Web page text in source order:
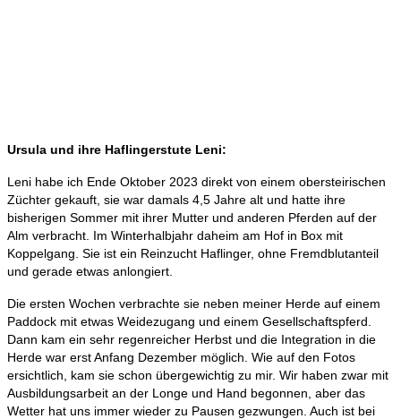
Ursula und ihre Haflingerstute Leni:
Leni habe ich Ende Oktober 2023 direkt von einem obersteirischen
Züchter gekauft, sie war damals 4,5 Jahre alt und hatte ihre
bisherigen Sommer mit ihrer Mutter und anderen Pferden auf der
Alm verbracht. Im Winterhalbjahr daheim am Hof in Box mit
Koppelgang. Sie ist ein Reinzucht Haflinger, ohne Fremdblutanteil
und gerade etwas anlongiert.
Die ersten Wochen verbrachte sie neben meiner Herde auf einem
Paddock mit etwas Weidezugang und einem Gesellschaftspferd.
Dann kam ein sehr regenreicher Herbst und die Integration in die
Herde war erst Anfang Dezember möglich. Wie auf den Fotos
ersichtlich, kam sie schon übergewichtig zu mir. Wir haben zwar mit
Ausbildungsarbeit an der Longe und Hand begonnen, aber das
Wetter hat uns immer wieder zu Pausen gezwungen. Auch ist bei